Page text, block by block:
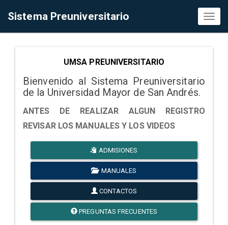
Sistema Preuniversitario
UMSA PREUNIVERSITARIO
Bienvenido al Sistema Preuniversitario
de la Universidad Mayor de San Andrés.
ANTES DE REALIZAR ALGUN REGISTRO
REVISAR LOS MANUALES Y LOS VIDEOS
ADMISIONES
MANUALES
CONTACTOS
PREGUNTAS FRECUENTES